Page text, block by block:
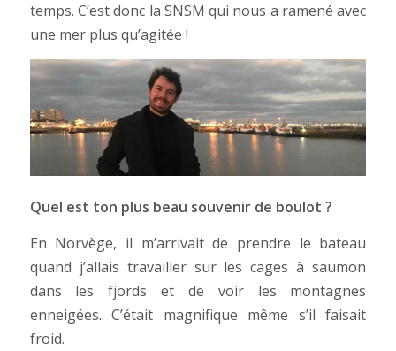
temps. C’est donc la SNSM qui nous a ramené avec
une mer plus qu’agitée !
Quel est ton plus beau souvenir de boulot ?
En Norvège, il m’arrivait de prendre le bateau
quand j’allais travailler sur les cages à saumon
dans les fjords et de voir les montagnes
enneigées. C’était magnifique même s’il faisait
froid.